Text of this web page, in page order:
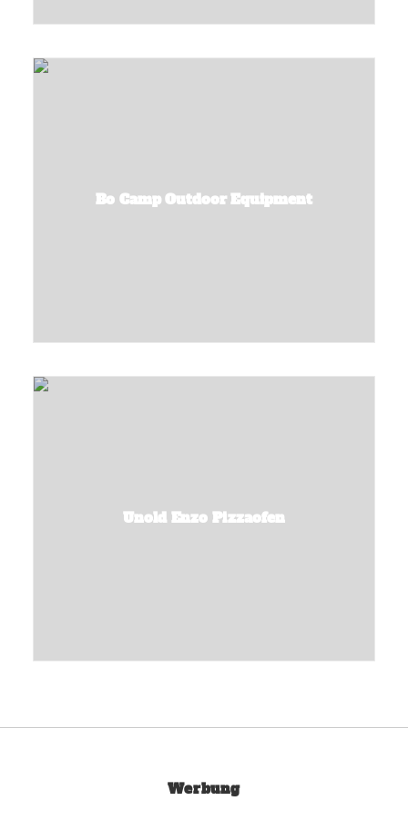
Bo Camp Outdoor Equipment
Unold Enzo Pizzaofen
Werbung